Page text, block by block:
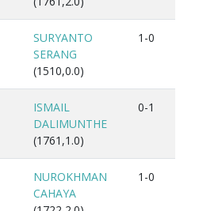
SURYANTO
SERANG
(1510,0.0)
1-0
ISMAIL
DALIMUNTHE
(1761,1.0)
0-1
NUROKHMAN
CAHAYA
1-0